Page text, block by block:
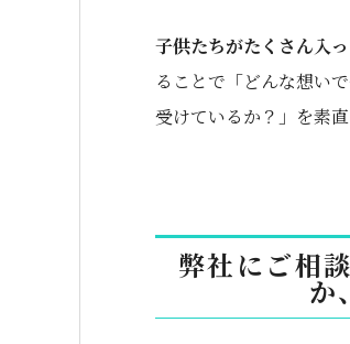
子供たちがたくさん入
ることで「どんな想い
受けているか？」を素
弊社にご相
か